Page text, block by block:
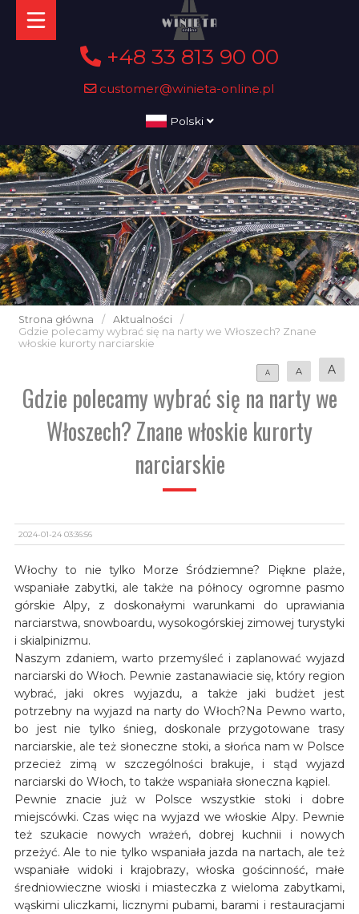
+48 33 813 90 00
customer@winieta-online.pl
Polski
Strona główna / Aktualności
/
Gdzie polecamy wybrać się na narty we Włoszech? Znane
włoskie kurorty narciarskie
A A A
Gdzie polecamy wybrać się na narty we
Włoszech? Znane włoskie kurorty
narciarskie
2024-01-24 03:36:56
Włochy to nie tylko Morze Śródziemne? Piękne plaże,
wspaniałe zabytki, ale także na północy ogromne pasmo
górskie Alpy, z doskonałymi warunkami do uprawiania
narciarstwa, snowboardu, wysokogórskiej zimowej turystyki
i skialpinizmu.
Naszym zdaniem, warto przemyśleć i zaplanować wyjazd
narciarski do Włoch. Pewnie zastanawiacie się, który region
wybrać, jaki okres wyjazdu, a także jaki budżet jest
potrzebny na wyjazd na narty do Włoch?Na Pewno warto,
bo jest nie tylko śnieg, doskonale przygotowane trasy
narciarskie, ale też słoneczne stoki, a słońca nam w Polsce
przecież zimą w szczególności brakuje, i stąd wyjazd
narciarski do Włoch, to także wspaniała słoneczna kąpiel.
Pewnie znacie już w Polsce wszystkie stoki i dobre
miejscówki. Czas więc na wyjazd we włoskie Alpy. Pewnie
też szukacie nowych wrażeń, dobrej kuchnii i nowych
przeżyć. Ale to nie tylko wspaniała jazda na nartach, ale też
wspaniałe widoki i krajobrazy, włoska gościnność, małe
średniowieczne wioski i miasteczka z wieloma zabytkami,
wąskimi uliczkami, licznymi pubami, barami i restauracjami